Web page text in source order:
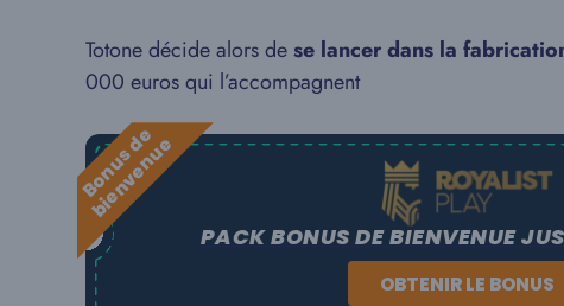
Totone décide alors dese lancer dans la
000 euros qui l’accompagnent
B
o
n
u
s
d
e
b
i
e
n
v
e
n
u
e
PACK BONUS DE BIENVENUE
OBTENIR LE BONUS